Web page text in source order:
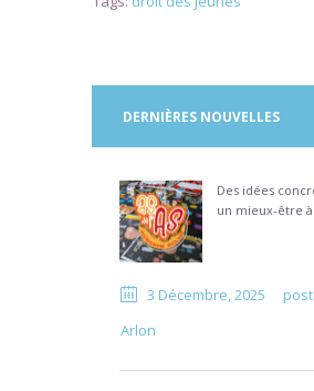
DERNIÈRES NOUVELLES
Des idées
un mieux-être à
3 Décembre, 2025
Arlon